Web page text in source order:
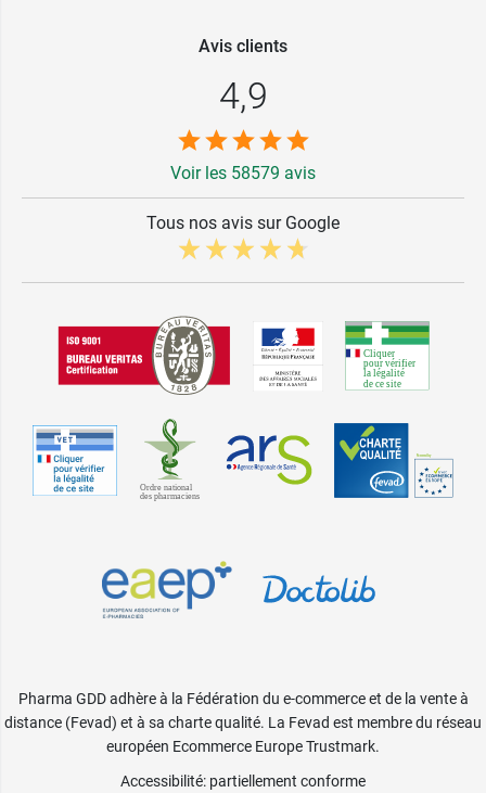
Avis clients
4,9
Voir les 58579 avis
Tous nos avis sur Google
Pharma GDD adhère à la Fédération du e-commerce et de la vente à
distance (Fevad) et à sa charte qualité. La Fevad est membre du réseau
européen Ecommerce Europe Trustmark.
Accessibilité: partiellement conforme